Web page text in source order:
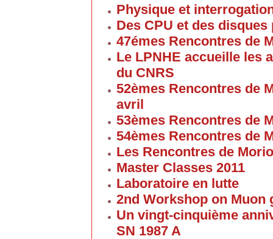
Physique et
Des CPU et des
47émes Rencontres de
Le LPNHE accueille les
du CNRS
52èmes Rencontres de
avril
53èmes Rencontres de
54èmes Rencontres de
Les Rencontres de
Master Classes 2011
Laboratoire en lutte
2nd Workshop on Muon
Un vingt-cinquième
SN 1987 A